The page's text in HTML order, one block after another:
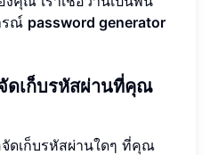
รณ์ password generator
ดเก็บรหัสผ่านที่คุณ
ดเก็บรหัสผ่านใดๆ ที่คุณ